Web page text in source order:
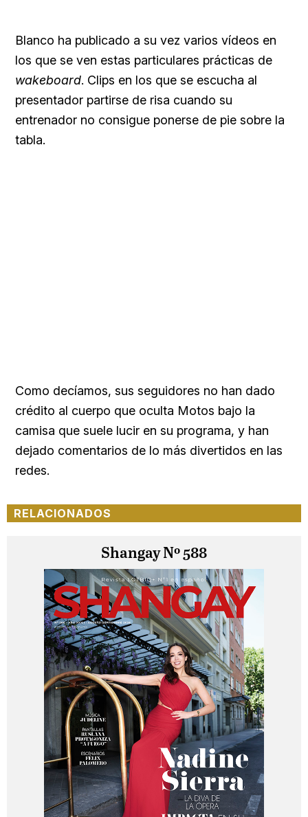
Blanco ha publicado a su vez varios vídeos en
los que se ven estas particulares prácticas de
wakeboard. Clips en los que se escucha al
presentador partirse de risa cuando su
entrenador no consigue ponerse de pie sobre la
tabla.
Como decíamos, sus seguidores no han dado
crédito al cuerpo que oculta Motos bajo la
camisa que suele lucir en su programa, y han
dejado comentarios de lo más divertidos en las
redes.
RELACIONADOS
Shangay Nº 588